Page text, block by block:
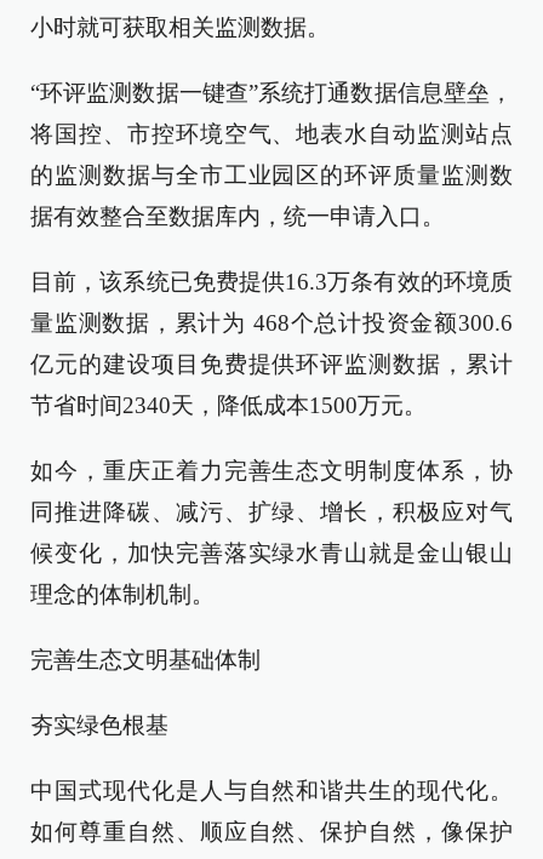
小时就可获取相关监测数据。
“环评监测数据一键查”系统打通数据信息壁垒，
将国控、市控环境空气、地表水自动监测站点
的监测数据与全市工业园区的环评质量监测数
据有效整合至数据库内，统一申请入口。
目前，该系统已免费提供16.3万条有效的环境质
量监测数据，累计为 468个总计投资金额300.6
亿元的建设项目免费提供环评监测数据，累计
节省时间2340天，降低成本1500万元。
如今，重庆正着力完善生态文明制度体系，协
同推进降碳、减污、扩绿、增长，积极应对气
候变化，加快完善落实绿水青山就是金山银山
理念的体制机制。
完善生态文明基础体制
夯实绿色根基
中国式现代化是人与自然和谐共生的现代化。
如何尊重自然、顺应自然、保护自然，像保护